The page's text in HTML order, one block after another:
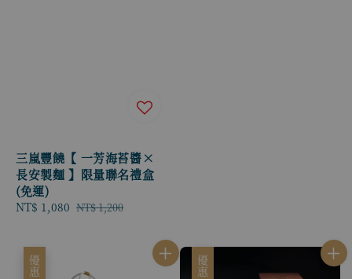
三嵐豐饒【 一芳海苔醬×
長安製麵 】限量聯名禮盒
(免運)
Sale
NT$ 1,080 Regular
NT$ 1,200
優惠 優惠